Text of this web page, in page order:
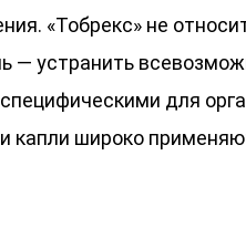
«Тобрекс» не
— устранить
для
капли широко